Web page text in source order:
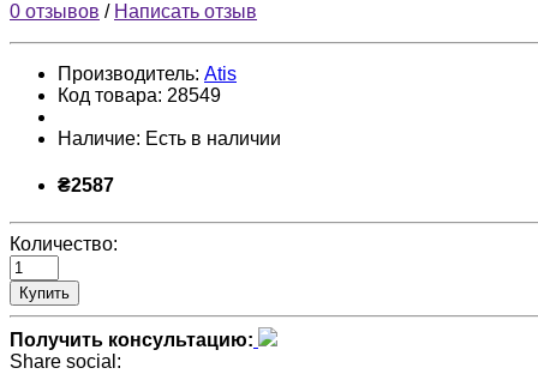
0 отзывов / Написать отзыв
Производитель: Atis
Код товара: 28549
Наличие: Есть в наличии
₴2587
Количество:
Купить
Получить консультацию:
Share social: